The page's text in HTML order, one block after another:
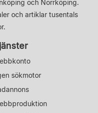
och Norrköping.
och artiklar tusentals
sökmotor